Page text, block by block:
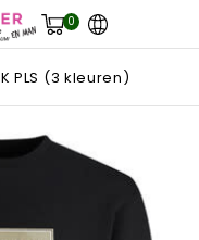
0
PLS (3 kleuren)